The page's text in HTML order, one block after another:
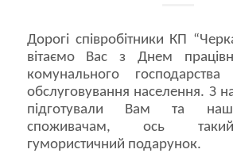
Дорогі співробітники КП
вітаємо Вас з Днем
комунального
обслуговування населення. З
підготували Вам та
споживачам, ось
гумористичний подарунок.